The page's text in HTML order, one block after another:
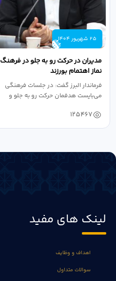
25 شهریور 1404
مدیران در حرکت رو به جلو در فرهنگ
نماز اهتمام بورزند
فرماندار البرز گفت: در جلسات فرهنگی
می‌بایست هدفمان حرکت رو به جلو و
125467
لینک های مفید
اهداف و وظایف
سوالات متداول